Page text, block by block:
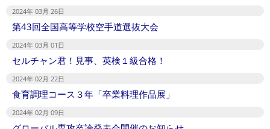
2024年 03月 26日
第43回全国高等学校空手道選抜大会
2024年 03月 01日
セルチャン君！見事、英検１級合格！
2024年 02月 22日
食育調理コース３年「卒業料理作品展」
2024年 02月 09日